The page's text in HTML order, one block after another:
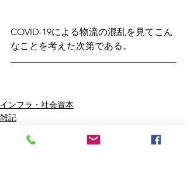
COVID-19による物流の混乱を見てこん
なことを考えた次第である。
インフラ・社会資本
雑記